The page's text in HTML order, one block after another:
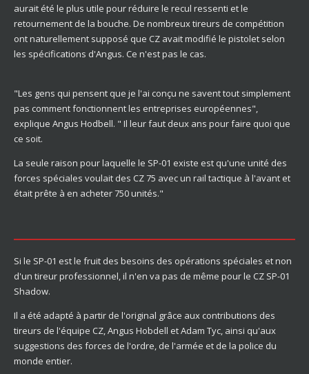
aurait été le plus utile pour réduire le recul ressenti et le
retournement de la bouche. De nombreux tireurs de compétition
ont naturellement supposé que CZ avait modifié le pistolet selon
les spécifications d'Angus. Ce n'est pas le cas.
"Les gens qui pensent que je l'ai conçu ne savent tout simplement
pas comment fonctionnent les entreprises européennes",
explique Angus Hodbell. " Il leur faut deux ans pour faire quoi que
ce soit.
La seule raison pour laquelle le SP-01 existe est qu'une unité des
forces spéciales voulait des CZ 75 avec un rail tactique à l'avant et
était prête à en acheter 750 unités."
Si le SP-01 est le fruit des besoins des opérations spéciales et non
d'un tireur professionnel, il n'en va pas de même pour le CZ SP-01
Shadow.
Il a été adapté à partir de l'original grâce aux contributions des
tireurs de l'équipe CZ, Angus Hobdell et Adam Tyc, ainsi qu'aux
suggestions des forces de l'ordre, de l'armée et de la police du
monde entier.